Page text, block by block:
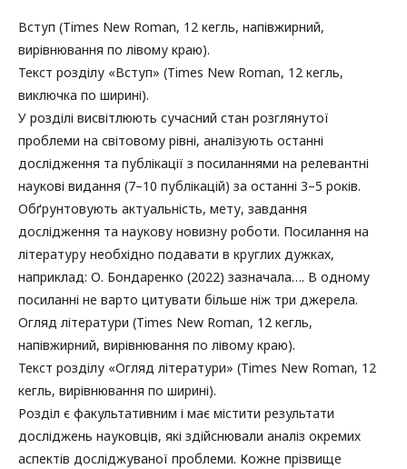
Вступ (Times New Roman, 12 кегль, напівжирний,
вирівнювання по лівому краю).
Текст розділу «Вступ» (Times New Roman, 12 кегль,
виключка по ширині).
У розділі висвітлюють сучасний стан розглянутої
проблеми на світовому рівні, аналізують останні
дослідження та публікації з посиланнями на релевантні
наукові видання (7–10 публікацій) за останні 3–5 років.
Обґрунтовують актуальність, мету, завдання
дослідження та наукову новизну роботи. Посилання на
літературу необхідно подавати в круглих дужках,
наприклад: О. Бондаренко (2022) зазначала…. В одному
посиланні не варто цитувати більше ніж три джерела.
Огляд літератури (Times New Roman, 12 кегль,
напівжирний, вирівнювання по лівому краю).
Текст розділу «Огляд літератури» (Times New Roman, 12
кегль, вирівнювання по ширині).
Розділ є факультативним і має містити результати
досліджень науковців, які здійснювали аналіз окремих
аспектів досліджуваної проблеми. Кожне прізвище